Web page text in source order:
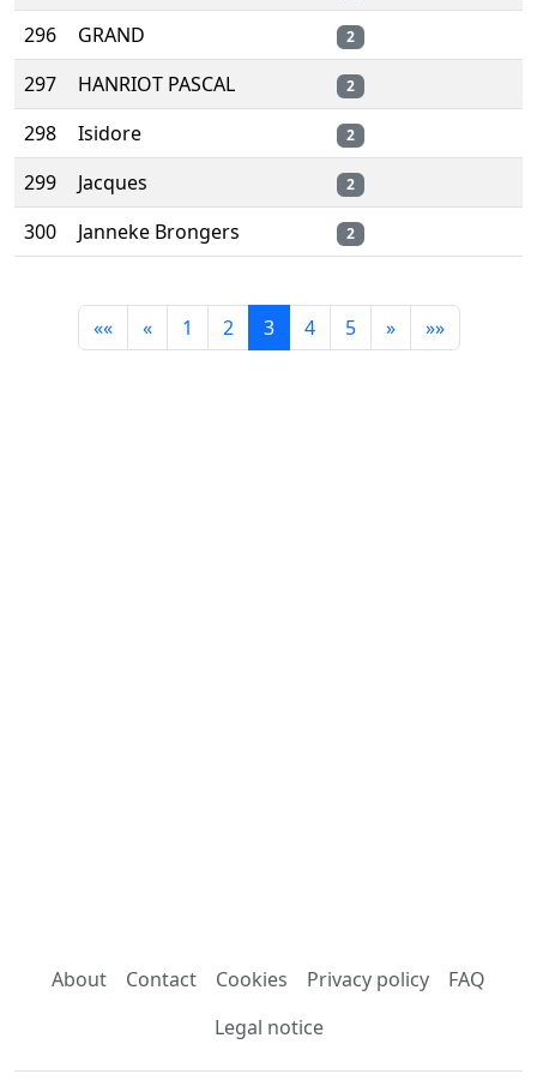
296 GRAND 2
297 HANRIOT PASCAL 2
298 Isidore 2
299 Jacques 2
300 Janneke Brongers 2
«« « 1 2 3 4 5 » »»
About Contact Cookies Privacy policy
FAQ
Legal notice